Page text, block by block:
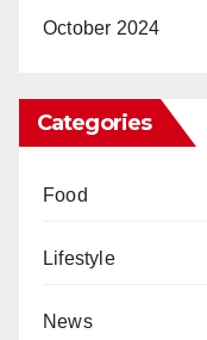
October 2024
Categories
Food
Lifestyle
News